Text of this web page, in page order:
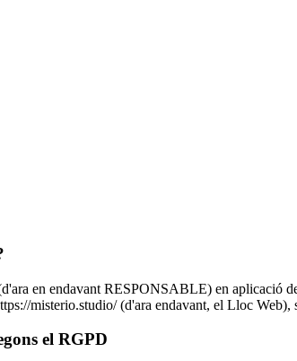
en endavant RESPONSABLE) en aplicació
misterio.studio/ (d'ara endavant, el Lloc
el RGPD